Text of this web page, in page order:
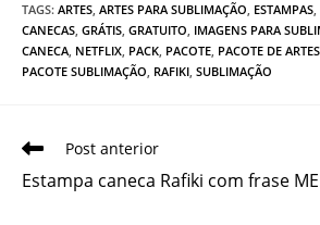
TAGS: ARTES, ARTES PARA SUBLIMAÇÃO, ESTAMPAS,
CANECAS, GRÁTIS, GRATUITO, IMAGENS PARA
CANECA, NETFLIX, PACK, PACOTE, PACOTE DE ARTES
PACOTE SUBLIMAÇÃO, RAFIKI, SUBLIMAÇÃO
Leia
artigos
Post anterior
Estampa caneca Rafiki com frase ME